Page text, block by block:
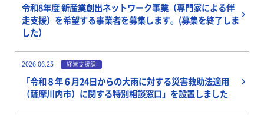
令和8年度 新産業創出ネットワーク事業（専門家による伴
走支援）を希望する事業者を募集します。(募集を終了しま
した）
2026.06.25 経営支援課
「令和８年６月24日からの大雨に対する災害救助法適用
（薩摩川内市）に関する特別相談窓口」を設置しました